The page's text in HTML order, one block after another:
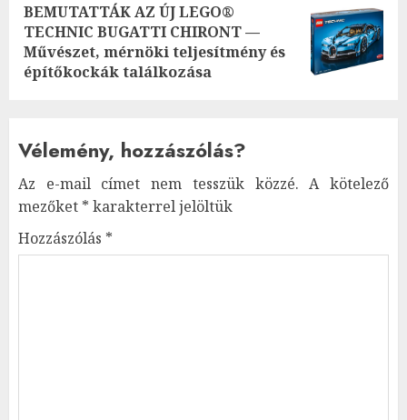
Next
post:
BEMUTATTÁK AZ ÚJ LEGO®
TECHNIC BUGATTI CHIRONT —
Művészet, mérnöki teljesítmény és
építőkockák találkozása
Vélemény, hozzászólás?
Az e-mail címet nem tesszük közzé. A kötelező
mezőket * karakterrel jelöltük
Hozzászólás *